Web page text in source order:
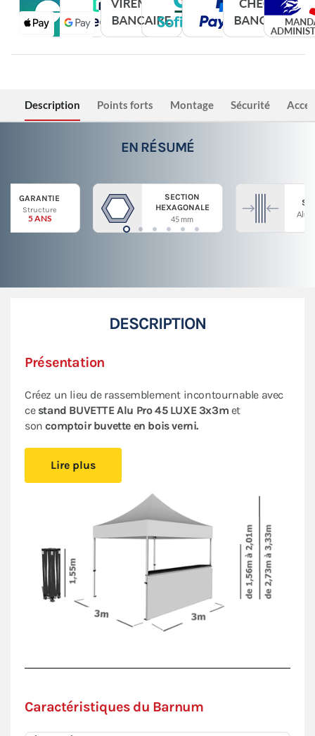
Description Points forts Montage Sécurité
EN RÉSUMÉ
GARANTIE
Structure
5 ANS
SECTION
HEXAGONALE
45 mm
DESCRIPTION
Présentation
Créez un lieu de rassemblement incontournable avec
cestand BUVETTE Alu Pro 45 LUXE 3x3m et
son comptoir buvette en bois verni.
équipement complet
composé d'une tente pliante fiable,
un comptoir robuste
Notre buvette pliante vous offre un confort
d'utilisation dans l'organisation de vos événements :
installez vous
rapidementgrâce à la facilité de
montage et de transport de tous ses éléments.
certifié M2
et répondant aux
Sa bâcheen polyester 380g/m² avec enduction PVC
Sa structure en aluminium Ø45mm et son comptoir
en bois verni (avec les connecteurs pour le fixer) vous
Lire plus
Caractéristiques du Barnum